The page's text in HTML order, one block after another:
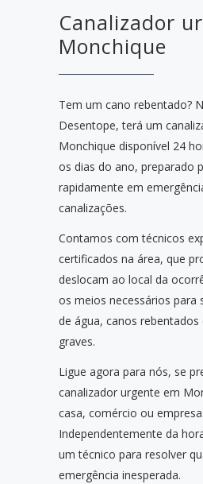
Canalizador
Monchique
Tem um cano rebentado?
Desentope, terá um
Monchique disponível 24
os dias do ano, preparado
rapidamente em
canalizações.
Contamos com técnicos
certificados na área, que
deslocam ao local da
os meios necessários para
de água, canos
graves.
Ligue agora para nós, se
canalizador urgente em
casa, comércio ou empresa.
Independentemente da
um técnico para resolver
emergência inesperada.